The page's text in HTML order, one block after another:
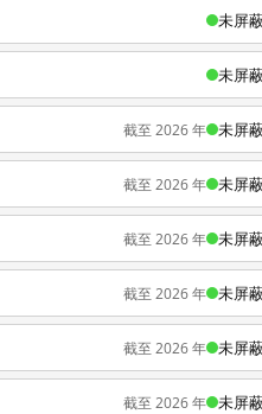
未屏
未屏
截至 2026 年 未屏
截至 2026 年 未屏
截至 2026 年 未屏
截至 2026 年 未屏
截至 2026 年 未屏
截至 2026 年 未屏